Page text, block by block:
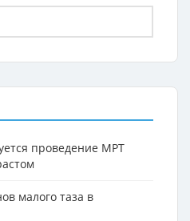
проведение МРТ
малого таза в